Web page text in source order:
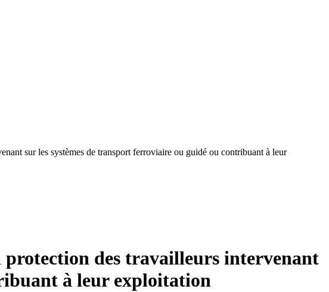
sur les systèmes de transport ferroviaire ou guidé ou contribuant à leur
protection des travailleurs intervenant
à leur exploitation